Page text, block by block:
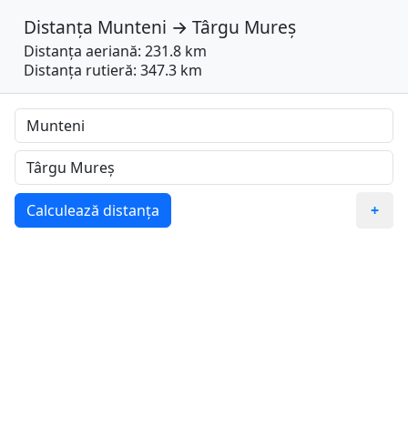
Distanța Munteni → Târgu Mureș
Distanța aeriană: 231.8 km
Distanța rutieră: 347.3 km
Calculează distanța +